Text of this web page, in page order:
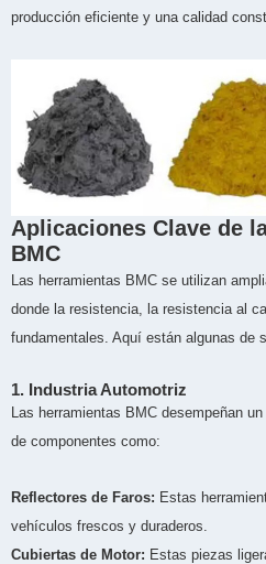
producción eficiente y una calidad
Aplicaciones Clave de
BMC
Las herramientas BMC se utilizan
donde la resistencia, la resistencia al
fundamentales. Aquí están algunas de
1. Industria Automotriz
Las herramientas BMC desempeñan
de componentes como:
Reflectores de Faros: Estas
vehículos frescos y duraderos.
Cubiertas de Motor: Estas piezas